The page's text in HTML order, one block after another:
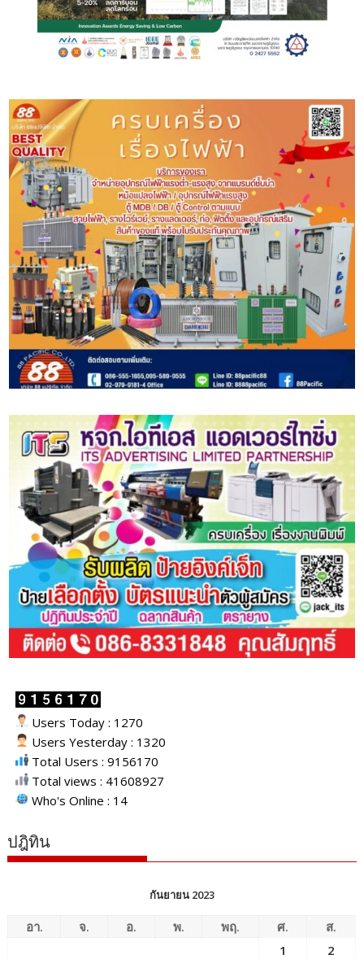
Users Today : 1270
Users Yesterday : 1320
Total Users : 9156170
Total views : 41608927
Who's Online : 14
ปฎิทิน
กันยายน 2023
อา. จ. อ. พ. พฤ. ศ.
ส.
1
2